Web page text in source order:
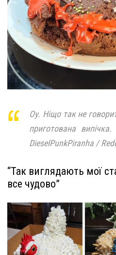
Оу. Ніщо так не
приготована
DieselPunkPiranha /
“Так виглядають мої
все чудово”